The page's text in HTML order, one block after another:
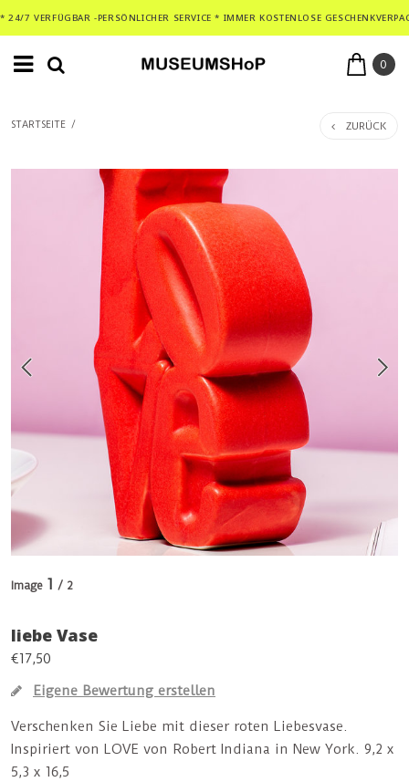
* 24/7 VERFÜGBAR -PERSÖNLICHER SERVICE * IMMER KOSTENLOSE
0
STARTSEITE / ZURÜCK
Image 1 / 2
liebe Vase
€17,50
Eigene Bewertung erstellen
Verschenken Sie Liebe mit dieser roten Liebesvase.
Inspiriert von LOVE von Robert Indiana in New York. 9,2 x
5,3 x 16,5